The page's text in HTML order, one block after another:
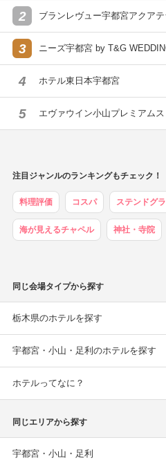
2 ブランレヴュー宇都宮アクアテ
3
ニーズ宇都宮 by T&G
4 ホテル東日本宇都宮
5 エヴァウイン小山プレミアム
注目ジャンルのランキングもチェック！
料理評価 コスパ ステンドグ
海が見えるチャペル 神社・寺院
同じ会場タイプから探す
栃木県のホテルを探す
宇都宮・小山・足利のホテルを探す
ホテルってなに？
同じエリアから探す
宇都宮・小山・足利